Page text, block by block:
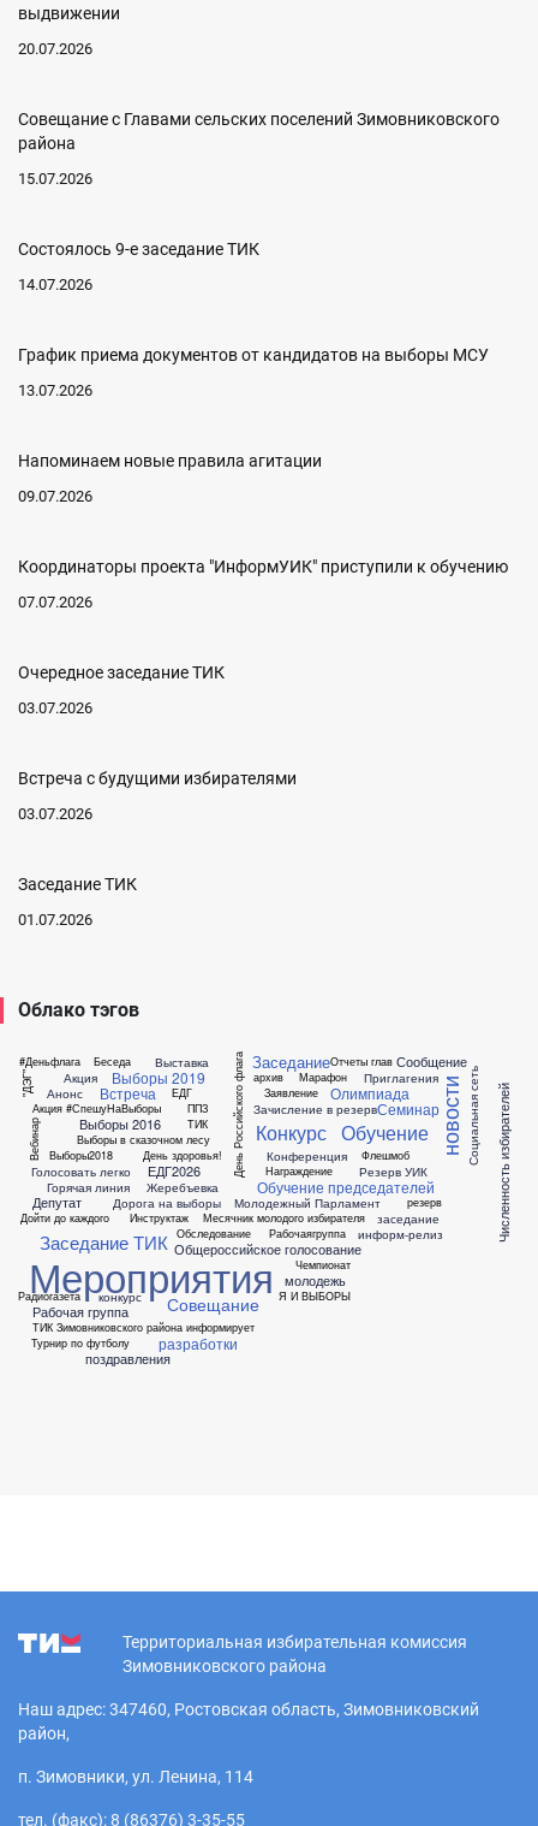
выдвижении
20.07.2026
Совещание с Главами сельских поселений Зимовниковского
района
15.07.2026
Состоялось 9-е заседание ТИК
14.07.2026
График приема документов от кандидатов на выборы МСУ
13.07.2026
Напоминаем новые правила агитации
09.07.2026
Координаторы проекта "ИнформУИК" приступили к обучению
07.07.2026
Очередное заседание ТИК
03.07.2026
Встреча с будущими избирателями
03.07.2026
Заседание ТИК
01.07.2026
Облако тэгов
#Деньфлага
"ДЭГ" Акция
Акция #СпешуНаВыборы
Анонс
Беседа
Вебинар
Встреча
Выборы 2016
Выборы 2019
Выборы в сказочном лесу
Выборы2018
Выставка
Голосовать легко
Горячая линия
День Российского флага
День здоровья!
Депутат
Дойти до каждого
Дорога на выборы
ЕДГ
ЕДГ2026
Жеребъевка
Заседание
Заседание ТИК
Зачисление в резерв
Заявление
Инструктаж
Конкурс
Конференция
Марафон
Мероприятия
Месячник молодого избирателя
Молодежный Парламент
Награждение
Обследование
Обучение
Обучение председателей
Общероссийское голосование
Олимпиада
Отчеты глав
ППЗ
Приглагения
Рабочая группа
Рабочаягруппа
Радиогазета
Резерв УИК
Семинар
Совещание
Сообщение
Социальная сеть
ТИК
ТИК Зимовниковского района информирует
Турнир по футболу
Флешмоб
Чемпионат
Численность избирателей
Я И ВЫБОРЫ
архив
заседание
информ-релиз
конкурс
молодежь
новости
поздравления
разработки
резерв
Территориальная избирательная комиссия
Зимовниковского района
Наш адрес: 347460, Ростовская область, Зимовниковский
район,
п. Зимовники, ул. Ленина, 114
тел. (факс): 8 (86376) 3-35-55